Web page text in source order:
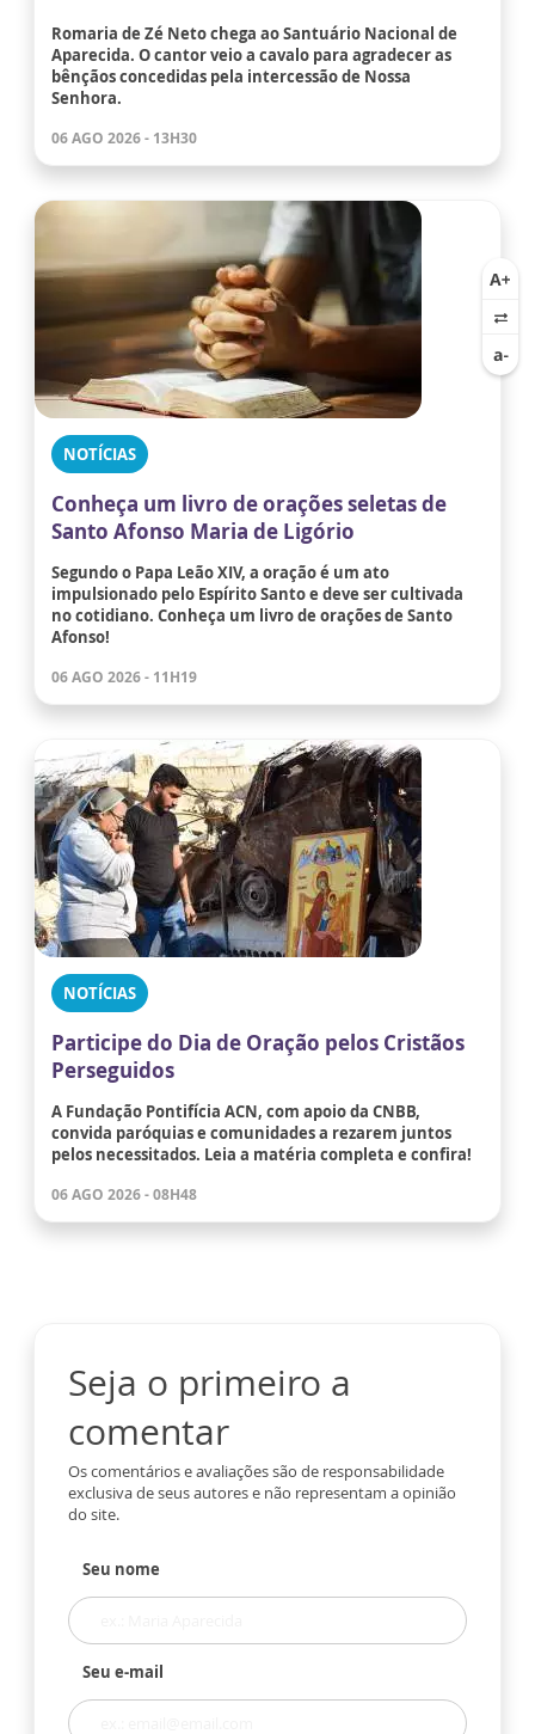
Romaria de Zé Neto chega ao Santuário Nacional de
Aparecida. O cantor veio a cavalo para agradecer as
bênçãos concedidas pela intercessão de Nossa
Senhora.
06 AGO 2026 - 13H30
NOTÍCIAS
Conheça um livro de orações seletas de
Santo Afonso Maria de Ligório
Segundo o Papa Leão XIV, a oração é um ato
impulsionado pelo Espírito Santo e deve ser cultivada
no cotidiano. Conheça um livro de orações de Santo
Afonso!
06 AGO 2026 - 11H19
NOTÍCIAS
Participe do Dia de Oração pelos Cristãos
Perseguidos
A Fundação Pontifícia ACN, com apoio da CNBB,
convida paróquias e comunidades a rezarem juntos
pelos necessitados. Leia a matéria completa e confira!
06 AGO 2026 - 08H48
Seja o primeiro a
comentar
Os comentários e avaliações são de responsabilidade
exclusiva de seus autores e não representam a opinião
do site.
Seu nome
Seu e-mail